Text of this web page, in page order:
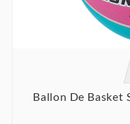
Ballon De Basket